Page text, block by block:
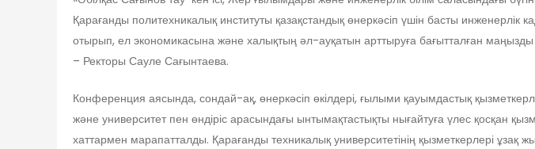
Қарағанды политехникалық институты қазақстандық өнеркәсіп үшін басты
отырып, ел экономикасына және халықтың әл-ауқатын арттыруға бағытталған маңызды
– Ректоры Сауле Сағынтаева.
Конференция аясында, сондай-ақ, өнеркәсіп өкілдері, ғылыми қауымдастық
және университет пен өндіріс арасындағы ынтымақтастықты нығайтуға үлес қосқан
хаттармен марапатталды. Қарағанды техникалық университетінің қызметкерлері ұзақ